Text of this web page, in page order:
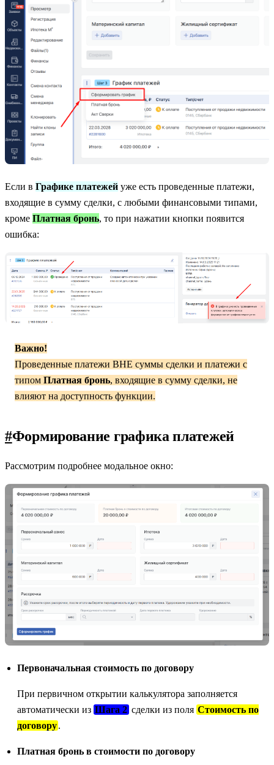
Если в Графике платежей уже есть проведенные платежи,
входящие в сумму сделки, с любыми финансовыми типами,
кроме Платная бронь, то при нажатии кнопки появится
ошибка:
Важно!
Проведенные платежи ВНЕ суммы сделки и платежи с
типом Платная бронь, входящие в сумму сделки, не
влияют на доступность функции.
#Формирование графика платежей
Рассмотрим подробнее модальное окно:
Первоначальная стоимость по договору
При первичном открытии калькулятора заполняется
автоматически из Шага 2сделки из поля Стоимость по
договору.
Платная бронь в стоимости по договору